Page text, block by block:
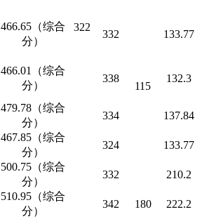
322
466.65（综合
分）
332
115
133.77
466.01（综合
分）
338 132.3
479.78（综合
分）
334 137.84
467.85（综合
分）
324 133.77
500.75（综合
分）
332
180
210.2
510.95（综合
分）
342
222.2